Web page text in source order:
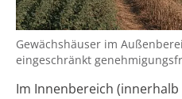
Gewächshäuser im
eingeschränkt
Im Innenbereich